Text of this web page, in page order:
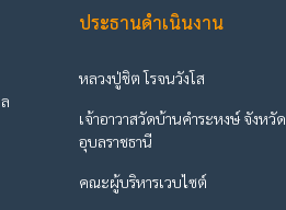
ประธานดำเนินงาน
หลวงปู่ชิต โรจนวังโส
เจ้าอาวาสวัดบ้านคำระหงษ์ จังหวัด
อุบลราชธานี
คณะผู้บริหารเวบไซต์